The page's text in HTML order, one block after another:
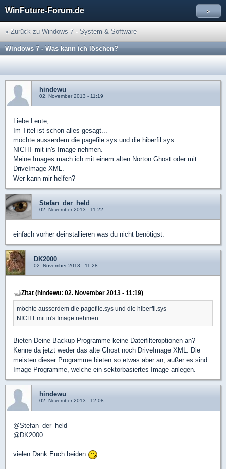
WinFuture-Forum.de »
« Zurück zu Windows 7 - System & Software
Windows 7 - Was kann ich löschen?
hindewu
02. November 2013 - 11:19
Liebe Leute,
Im Titel ist schon alles gesagt...
möchte ausserdem die pagefile.sys und die hiberfil.sys
NICHT mit in's Image nehmen.
Meine Images mach ich mit einem alten Norton Ghost oder mit
DriveImage XML.
Wer kann mir helfen?
Stefan_der_held
02. November 2013 - 11:22
einfach vorher deinstallieren was du nicht benötigst.
DK2000
02. November 2013 - 11:28
Zitat (hindewu: 02. November 2013 - 11:19)
möchte ausserdem die pagefile.sys und die hiberfil.sys
NICHT mit in's Image nehmen.
Bieten Deine Backup Programme keine Dateifilteroptionen an?
Kenne da jetzt weder das alte Ghost noch DriveImage XML. Die
meisten dieser Programme bieten so etwas aber an, außer es sind
Image Programme, welche ein sektorbasiertes Image anlegen.
hindewu
02. November 2013 - 12:08
@Stefan_der_held
@DK2000
vielen Dank Euch beiden